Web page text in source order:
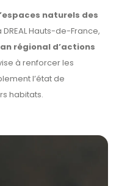
naturels des
Hauts-de-France,
régional d’actions
à renforcer les
l’état de
habitats.